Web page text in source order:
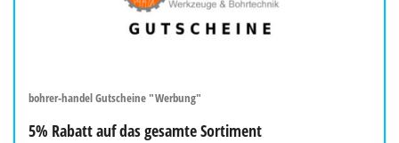
bohrer-handel Gutscheine "Werbung"
5% Rabatt auf das gesamte Sortiment